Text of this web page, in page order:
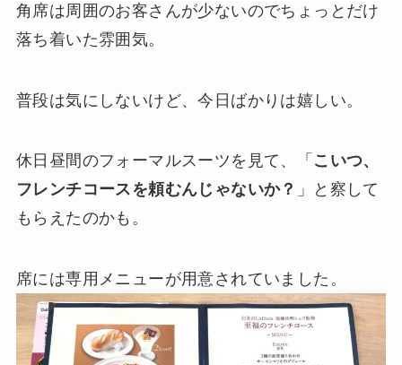
角席は周囲のお客さんが少ないのでちょっとだけ
落ち着いた雰囲気。
普段は気にしないけど、今日ばかりは嬉しい。
休日昼間のフォーマルスーツを見て、「 こいつ、
フレンチコースを頼むんじゃないか？ 」と察して
もらえたのかも。
席には専用メニューが用意されていました。